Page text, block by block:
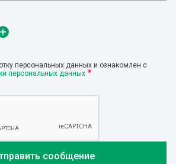
персональных данных и ознакомлен с
персональных данных